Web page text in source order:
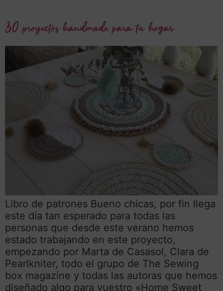
30 proyectos handmade para tu hogar
Libro de patrones Bueno chicas, por fin llega
este día tan esperado para todas las
personas que desde este verano hemos
estado trabajando en este proyecto,
empezando por Marta de Casasol, Clara de
Pearlkniter, todo el grupo de The Sewing
box magazine y todas las autoras que hemos
diseñado algo para vuestro «Home Sweet